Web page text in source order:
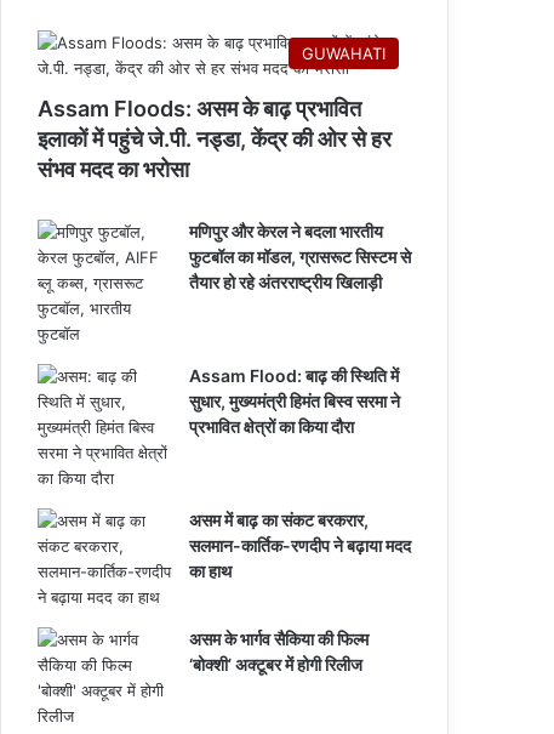
GUWAHATI
Assam Floods: असम के बाढ़ प्रभावित
इलाकों में पहुंचे जे.पी. नड्डा, केंद्र की ओर से हर
संभव मदद का भरोसा
मणिपुर और केरल ने बदला भारतीय
फुटबॉल का मॉडल, ग्रासरूट सिस्टम से
तैयार हो रहे अंतरराष्ट्रीय खिलाड़ी
Assam Flood: बाढ़ की स्थिति में
सुधार, मुख्यमंत्री हिमंत बिस्व सरमा ने
प्रभावित क्षेत्रों का किया दौरा
असम में बाढ़ का संकट बरकरार,
सलमान-कार्तिक-रणदीप ने बढ़ाया मदद
का हाथ
असम के भार्गव सैकिया की फिल्म
‘बोक्शी’ अक्टूबर में होगी रिलीज